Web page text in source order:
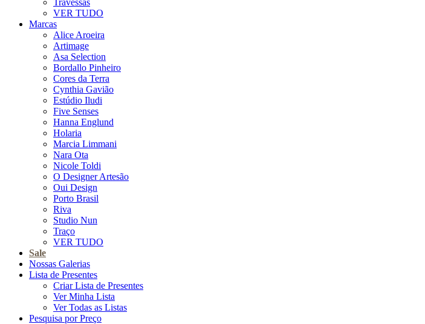
Travessas
VER TUDO
Marcas
Alice Aroeira
Artimage
Asa Selection
Bordallo Pinheiro
Cores da Terra
Cynthia Gavião
Estúdio Iludi
Five Senses
Hanna Englund
Holaria
Marcia Limmani
Nara Ota
Nicole Toldi
O Designer Artesão
Oui Design
Porto Brasil
Riva
Studio Nun
Traço
VER TUDO
Sale
Nossas Galerias
Lista de Presentes
Criar Lista de Presentes
Ver Minha Lista
Ver Todas as Listas
Pesquisa por Preço